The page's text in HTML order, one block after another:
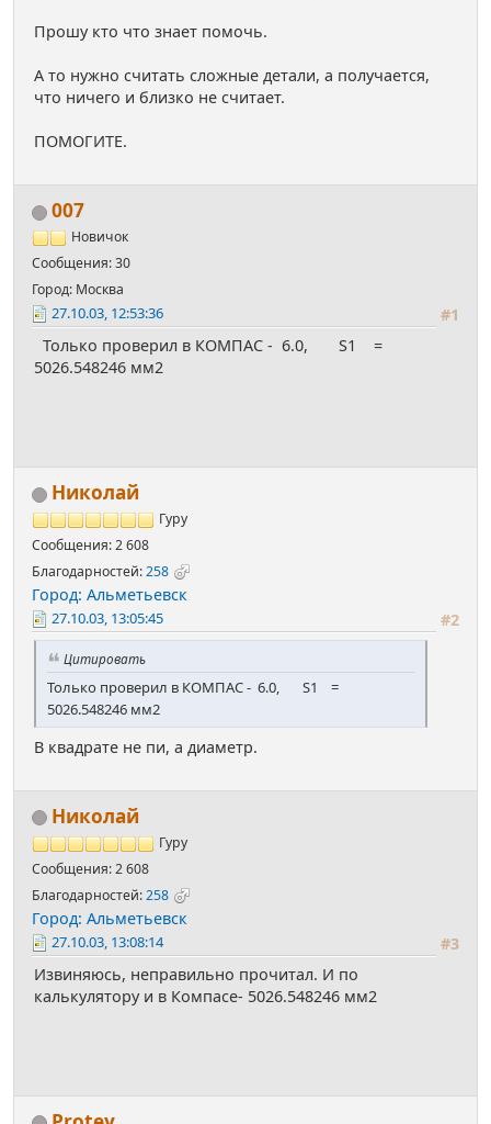
Прошу кто что знает помочь.
А то нужно считать сложные детали, а получается,
что ничего и близко не считает.
ПОМОГИТЕ.
007
Новичок
Сообщения: 30
Город: Москва
#1
27.10.03, 12:53:36
Только проверил в КОМПАС - 6.0, S1 =
5026.548246 мм2
Николай
Гуру
Сообщения: 2 608
Благодарностей:258
Город: Альметьевск
#2
27.10.03, 13:05:45
Цитировать
Только проверил в КОМПАС - 6.0, S1 =
5026.548246 мм2
В квадрате не пи, а диаметр.
Николай
Гуру
Сообщения: 2 608
Благодарностей:258
Город: Альметьевск
#3
27.10.03, 13:08:14
Извиняюсь, неправильно прочитал. И по
калькулятору и в Компасе- 5026.548246 мм2